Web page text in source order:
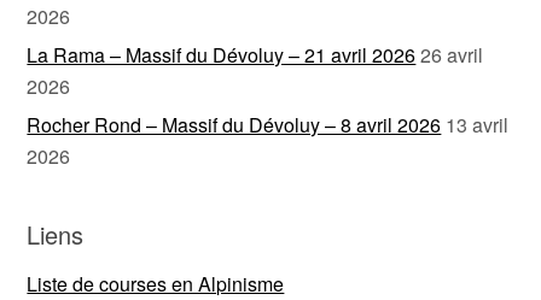
2026
La Rama – Massif du Dévoluy – 21 avril 202626 avril
2026
Rocher Rond – Massif du Dévoluy – 8 avril 2026 13 avril
2026
Liens
Liste de courses en Alpinisme